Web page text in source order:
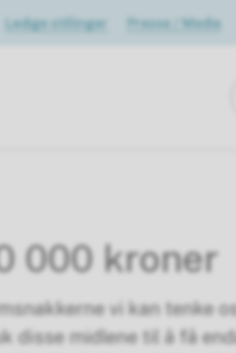
Ledige stillinger Presse / Media
000 kroner
vi kan tenke
disse midlene til å få